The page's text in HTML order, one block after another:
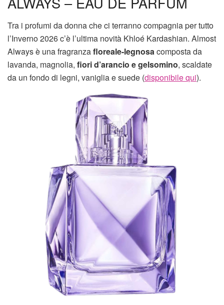
Tra i profumi da donna che ci terranno compagnia per tutto
l’Inverno 2026 c’è l’ultima novità Khloé Kardashian. Almost
Always è una fragranzafloreale-legnosacomposta da
lavanda, magnolia, fiori d’arancio e gelsomino, scaldate
da un fondo di legni, vaniglia e suede (disponibile qui).